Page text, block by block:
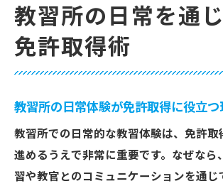
教習所の日常を通
免許取得術
教習所の日常体験が免許取得に役立つ
教習所での日常的な教習体験は、免許取
進めるうえで非常に重要です。なぜなら
習や教官とのコミュニケーションを通じ